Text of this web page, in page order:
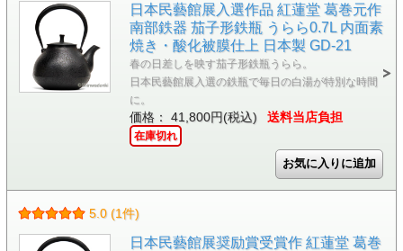
日本民藝館展入選作品 紅蓮堂 葛巻元作
南部鉄器 茄子形鉄瓶 うらら0.7L 内面素
焼き・酸化被膜仕上 日本製 GD-21
春の日差しを映す茄子形鉄瓶うらら。
日本民藝館展入選の鉄瓶で毎日の白湯が特別な時間
に。
価格： 41,800円(税込) 送料当店負担
在庫切れ
5.0 (1件)
日本民藝館展奨励賞受賞作 紅蓮堂 葛巻